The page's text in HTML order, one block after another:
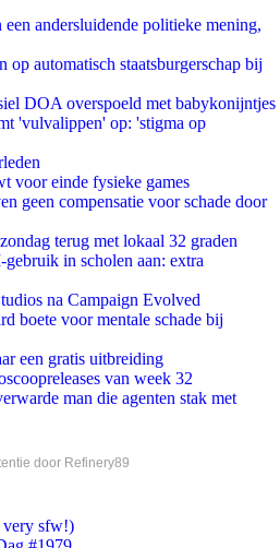
een andersluidende politieke mening,
op automatisch staatsburgerschap bij
DOA overspoeld met babykonijntjes
'vulvalippen' op: 'stigma op
voor einde fysieke games
geen compensatie voor schade door
terug met lokaal 32 graden
in scholen aan: extra
na Campaign Evolved
boete voor mentale schade bij
een gratis uitbreiding
van week 32
man die agenten stak met
door Refinery89
very sfw!)